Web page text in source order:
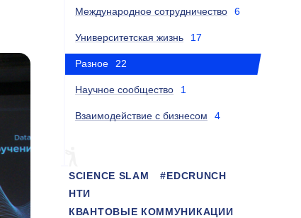
Международное сотрудничество 6
Университетская жизнь 17
Разное 22
Научное сообщество 1
Взаимодействие с бизнесом 4
SCIENCE SLAM
#EDCRUNCH
НТИ
КВАНТОВЫЕ КОММУНИКАЦИИ